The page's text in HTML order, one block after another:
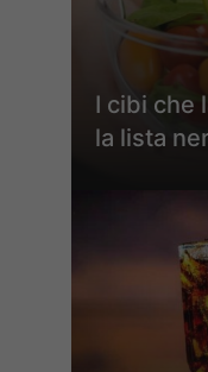
I cibi che
la lista